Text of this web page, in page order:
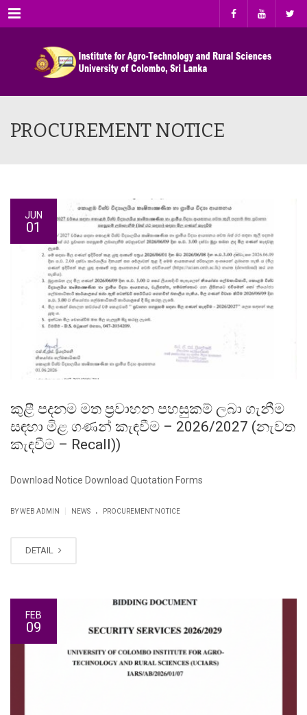
Menu
PROCUREMENT NOTICE
JUN
01
කුළී පදනම මත ප්‍රවාහන පහසුකම් ලබා ගැනීම
සඳහා මිළ ගණන් කැඳවීම – 2026/2027 (නැවත
කැඳවීම – Recall))
Download Notice Download Quotation Forms
BY WEB ADMIN NEWS . PROCUREMENT NOTICE
DETAIL
FEB
09